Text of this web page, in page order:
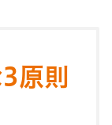
原則